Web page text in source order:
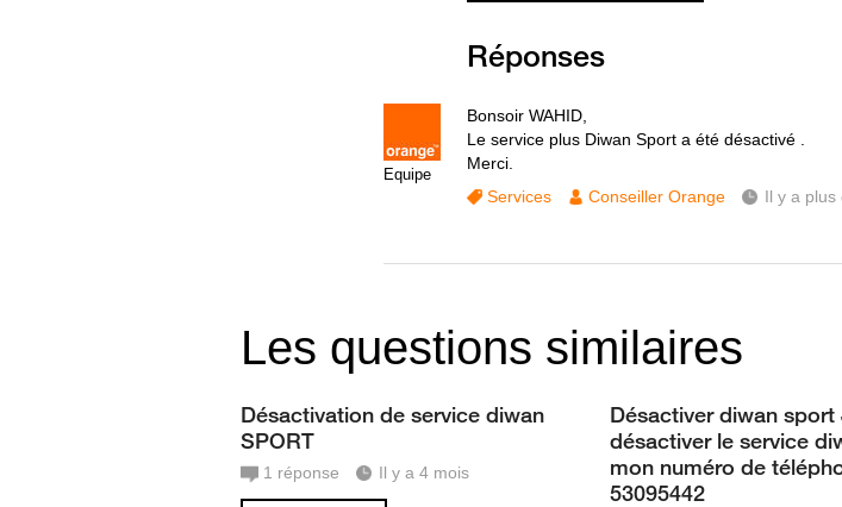
Réponses
Equipe
Bonsoir WAHID,
Le service plus Diwan Sport a été désactivé .
Merci.
Services
Conseiller Orange Il y a plus
Les questions similaires
Désactivation de service diwan
SPORT
1 réponse Il y a 4 mois
Désactiver diwan sport
désactiver le service
mon numéro de
53095442